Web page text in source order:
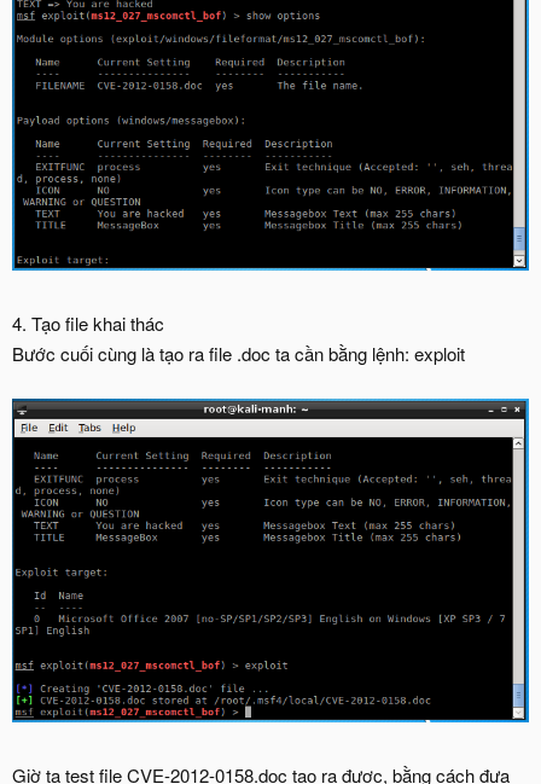
4. Tạo file khai thác
Bước cuối cùng là tạo ra file .doc ta cần bằng lệnh: exploit
Giờ ta test file CVE-2012-0158.doc tạo ra được, bằng cách đưa